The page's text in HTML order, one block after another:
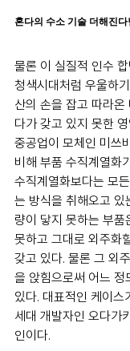
혼다의 수소 기술 더해진다
물론 이 실질적 인수
청색시대처럼 우울하
산의 손을 잡고 따라
다가 갖고 있지 못한
중공업이 모체인 미쓰
비해 부품 수직계열화
수직계열화보다는 모
는 방식을 취해오고 있
량이 닿지 못하는 부품
못하고 그대로 외주화
갖고 있다. 물론 그 외
을 앉힘으로써 어느 정
있다. 대표적인 케이스
세대 개발자인 오다가
인이다.